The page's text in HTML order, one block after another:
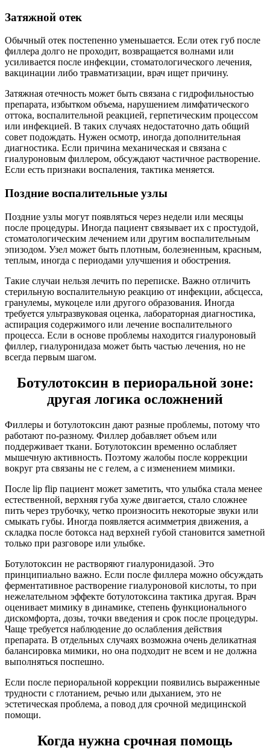
Затяжной отек
Обычный отек постепенно уменьшается. Если отек губ после
филлера долго не проходит, возвращается волнами или
усиливается после инфекции, стоматологического лечения,
вакцинации либо травматизации, врач ищет причину.
Затяжная отечность может быть связана с гидрофильностью
препарата, избытком объема, нарушением лимфатического
оттока, воспалительной реакцией, герпетическим процессом
или инфекцией. В таких случаях недостаточно дать общий
совет подождать. Нужен осмотр, иногда дополнительная
диагностика. Если причина механическая и связана с
гиалуроновым филлером, обсуждают частичное растворение.
Если есть признаки воспаления, тактика меняется.
Поздние воспалительные узлы
Поздние узлы могут появляться через недели или месяцы
после процедуры. Иногда пациент связывает их с простудой,
стоматологическим лечением или другим воспалительным
эпизодом. Узел может быть плотным, болезненным, красным,
теплым, иногда с периодами улучшения и обострения.
Такие случаи нельзя лечить по переписке. Важно отличить
стерильную воспалительную реакцию от инфекции, абсцесса,
гранулемы, мукоцеле или другого образования. Иногда
требуется ультразвуковая оценка, лабораторная диагностика,
аспирация содержимого или лечение воспалительного
процесса. Если в основе проблемы находится гиалуроновый
филлер, гиалуронидаза может быть частью лечения, но не
всегда первым шагом.
Ботулотоксин в периоральной зоне:
другая логика осложнений
Филлеры и ботулотоксин дают разные проблемы, потому что
работают по-разному. Филлер добавляет объем или
поддерживает ткани. Ботулотоксин временно ослабляет
мышечную активность. Поэтому жалобы после коррекции
вокруг рта связаны не с гелем, а с изменением мимики.
После lip flip пациент может заметить, что улыбка стала менее
естественной, верхняя губа хуже двигается, стало сложнее
пить через трубочку, четко произносить некоторые звуки или
смыкать губы. Иногда появляется асимметрия движения, а
складка после ботокса над верхней губой становится заметной
только при разговоре или улыбке.
Ботулотоксин не растворяют гиалуронидазой. Это
принципиально важно. Если после филлера можно обсуждать
ферментативное растворение гиалуроновой кислоты, то при
нежелательном эффекте ботулотоксина тактика другая. Врач
оценивает мимику в динамике, степень функционального
дискомфорта, дозы, точки введения и срок после процедуры.
Чаще требуется наблюдение до ослабления действия
препарата. В отдельных случаях возможна очень деликатная
балансировка мимики, но она подходит не всем и не должна
выполняться поспешно.
Если после периоральной коррекции появились выраженные
трудности с глотанием, речью или дыханием, это не
эстетическая проблема, а повод для срочной медицинской
помощи.
Когда нужна срочная помощь